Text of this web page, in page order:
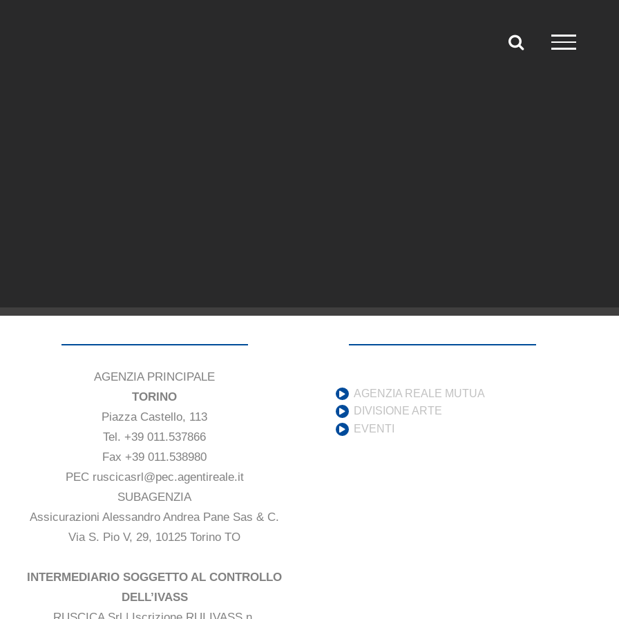
AGENZIA PRINCIPALE
TORINO
Piazza Castello, 113
Tel. +39 011.537866
Fax +39 011.538980
PEC ruscicasrl@pec.agentireale.it
SUBAGENZIA
Assicurazioni Alessandro Andrea Pane Sas & C.
Via S. Pio V, 29, 10125 Torino TO
INTERMEDIARIO SOGGETTO AL CONTROLLO
DELL’IVASS
AGENZIA REALE MUTUA
DIVISIONE ARTE
EVENTI